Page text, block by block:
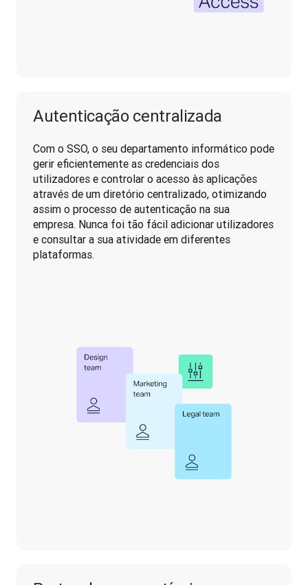
Autenticação centralizada
Com o SSO, o seu departamento informático pode
gerir eficientemente as credenciais dos
utilizadores e controlar o acesso às aplicações
através de um diretório centralizado, otimizando
assim o processo de autenticação na sua
empresa. Nunca foi tão fácil adicionar utilizadores
e consultar a sua atividade em diferentes
plataformas.